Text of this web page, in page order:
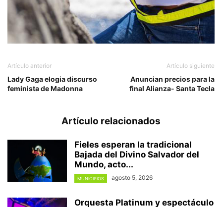
Artículo anterior
Lady Gaga elogia discurso
feminista de Madonna
Artículo siguiente
Anuncian precios para la
final Alianza- Santa Tecla
Artículo relacionados
Fieles esperan la tradicional
Bajada del Divino Salvador del
Mundo, acto...
MUNICIPIOS agosto 5, 2026
Orquesta Platinum y espectáculo